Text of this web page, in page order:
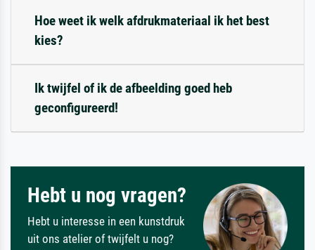
Hoe weet ik welk afdrukmateriaal ik het best
kies?
Ik twijfel of ik de afbeelding goed heb
geconfigureerd!
Hebt u nog vragen?
Hebt u interesse in een kunstdruk
uit ons atelier of twijfelt u nog?